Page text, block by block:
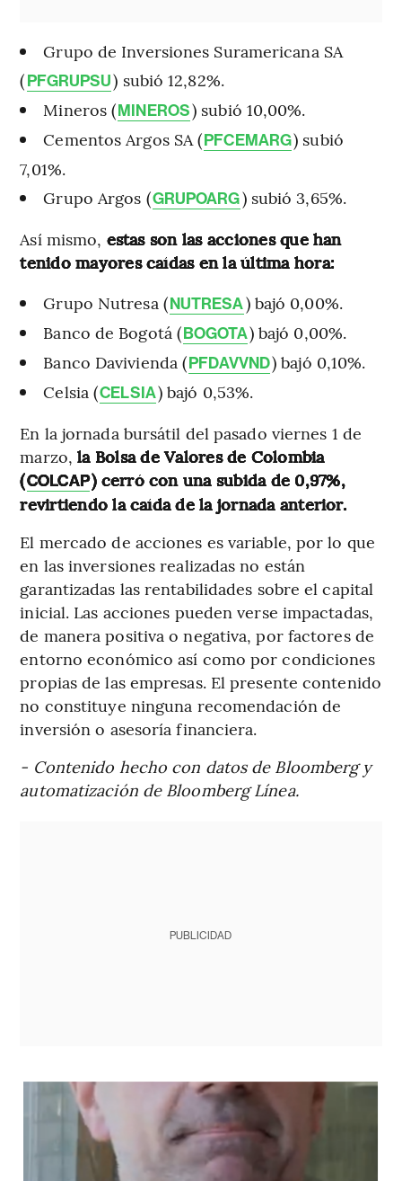
Grupo de Inversiones Suramericana SA
(PFGRUPSU) subió 12,82%.
Mineros (MINEROS) subió 10,00%.
Cementos Argos SA (PFCEMARG) subió
7,01%.
Grupo Argos (GRUPOARG) subió 3,65%.
Así mismo, estas son las acciones que han
tenido mayores caídas en la última hora:
Grupo Nutresa (NUTRESA) bajó 0,00%.
Banco de Bogotá (BOGOTA) bajó 0,00%.
Banco Davivienda (PFDAVVND) bajó 0,10%.
Celsia (CELSIA) bajó 0,53%.
En la jornada bursátil del pasado viernes 1 de
marzo, la Bolsa de Valores de Colombia
(COLCAP) cerró con una subida de 0,97%,
revirtiendo la caída de la jornada anterior.
El mercado de acciones es variable, por lo que
en las inversiones realizadas no están
garantizadas las rentabilidades sobre el capital
inicial. Las acciones pueden verse impactadas,
de manera positiva o negativa, por factores de
entorno económico así como por condiciones
propias de las empresas. El presente contenido
no constituye ninguna recomendación de
inversión o asesoría financiera.
- Contenido hecho con datos de Bloomberg y
automatización de Bloomberg Línea.
PUBLICIDAD